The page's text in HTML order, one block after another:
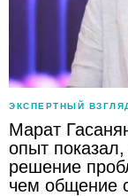
ЭКСПЕРТНЫЙ
Марат
опыт
решение
чем общение